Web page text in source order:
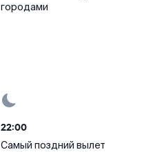
городами
22:00
Самый поздний вылет